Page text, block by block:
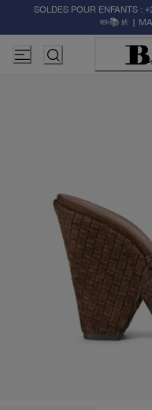
SOLDES POUR ENFANTS :
✏️📚🚸 |